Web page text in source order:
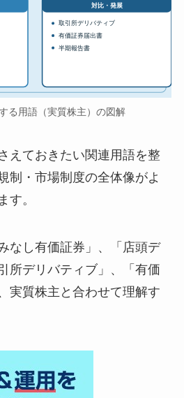
対比・発展
取引所デリバティブ
有価証券届出書
半期報告書
る用語（実質株主）の図解
えておきたい関連用語を整
制・市場制度の全体像がよ
す。
なし有価証券」、「店頭デ
所デリバティブ」、「有価
実質株主と合わせて理解す